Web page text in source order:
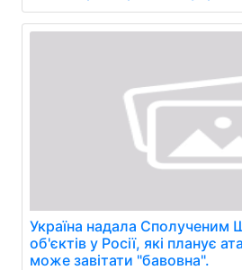
Україна надала Сполученим
об'єктів у Росії, які планує
може завітати "бавовна".